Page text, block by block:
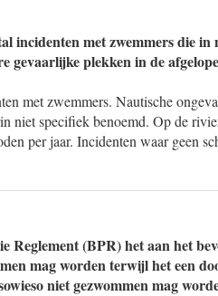
incidenten met zwemmers die
gevaarlijke plekken in de
met zwemmers. Nautische
niet specifiek benoemd. Op de
per jaar. Incidenten waar geen
(BPR) het aan het
mag worden terwijl het een
niet gezwommen mag